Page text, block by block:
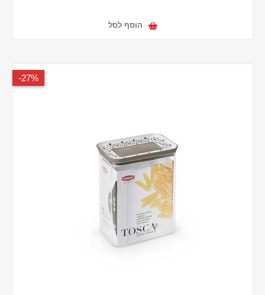
הוסף לסל
27%-